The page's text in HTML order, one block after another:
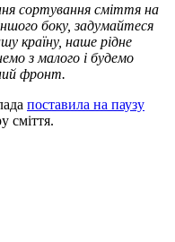
сортування сміття на
боку, задумайтеся
країну, наше рідне
з малого і будемо
фронт.
поставила на паузу
сміття.